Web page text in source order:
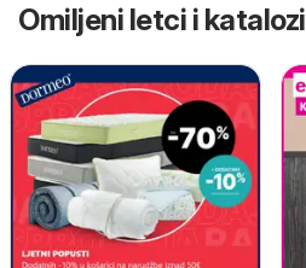
Omiljeni letci i katalozi